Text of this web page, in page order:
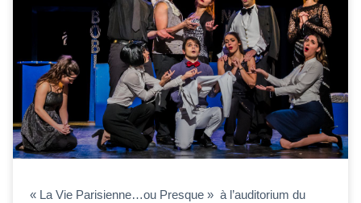
« La Vie Parisienne…ou Presque » à l’auditorium du